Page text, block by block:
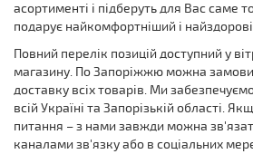
асортименті і підберуть для Вас саме
подарує найкомфортніший і
Повний перелік позицій доступний у
магазину. По Запоріжжю можна
доставку всіх товарів. Ми
всій Україні та Запорізькій області.
питання – з нами завжди можна
каналами зв'язку або в соціальних